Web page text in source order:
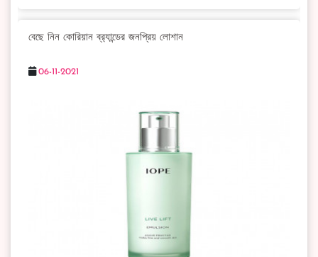
বেছে নিন কোরিয়ান ব্র‍্যান্ডের জনপ্রিয় লোশান
06-11-2021